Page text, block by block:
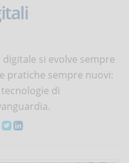
si evolve sempre
pratiche sempre nuovi:
di